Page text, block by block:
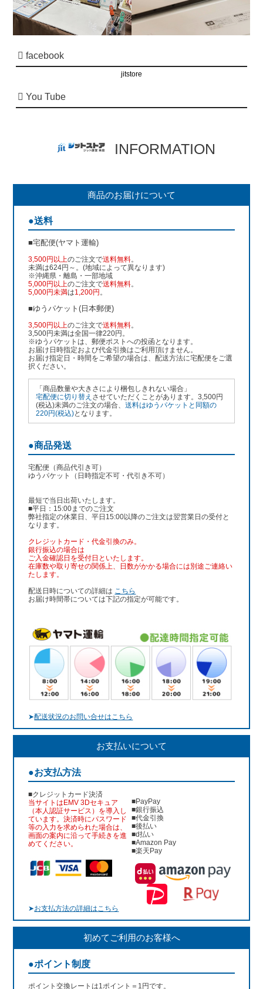
facebook
jitstore
You Tube
INFORMATION
商品のお届けについて
●送料
■宅配便(ヤマト運輸)
3,500円以上のご注文で送料無料。
未満は624円～。(地域によって異なります)
※沖縄県・離島・一部地域
5,000円以上のご注文で送料無料。
5,000円未満は1,200円 。
■ゆうパケット(日本郵便)
3,500円以上のご注文で送料無料。
3,500円未満は全国一律220円。
※ゆうパケットは、郵便ポストへの投函となります。
お届け日時指定および代金引換はご利用頂けません。
お届け指定日・時間をご希望の場合は、配送方法に宅配便をご選
択ください。
「商品数量や大きさにより梱包しきれない場合」
宅配便に切り替え させていただくことがあります。3,500円
(税込)未満のご注文の場合、送料はゆうパケットと同額の
220円(税込)となります。
●商品発送
宅配便（商品代引き可）
ゆうパケット（日時指定不可・代引き不可）
最短で当日出荷いたします。
■平日：15:00までのご注文
弊社指定の休業日、平日15:00以降のご注文は翌営業日の受付と
なります。
クレジットカード・代金引換のみ。
銀行振込の場合は
ご入金確認日を受付日といたします。
在庫数や取り寄せの関係上、日数がかかる場合には別途ご連絡い
たします。
配送日時についての詳細は こちら
お届け時間帯については下記の指定が可能です。
➤配送状況のお問い合せはこちら
お支払いについて
●お支払方法
■クレジットカード決済
当サイトはEMV 3Dセキュア
（本人認証サービス）を導入し
ています。決済時にパスワード
等の入力を求められた場合は、
画面の案内に沿って手続きを進
めてください。
■PayPay
■銀行振込
■代金引換
■後払い
■d払い
■Amazon Pay
■楽天Pay
➤お支払方法の詳細はこちら
初めてご利用のお客様へ
●ポイント制度
ポイント交換レートは1ポイント＝1円です。